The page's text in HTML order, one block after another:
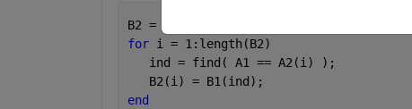
B2 = zeros(length(B1),1);
for i = 1:length(B2)
   ind = find( A1 == A2(i) );
   B2(i) = B1(ind);
end